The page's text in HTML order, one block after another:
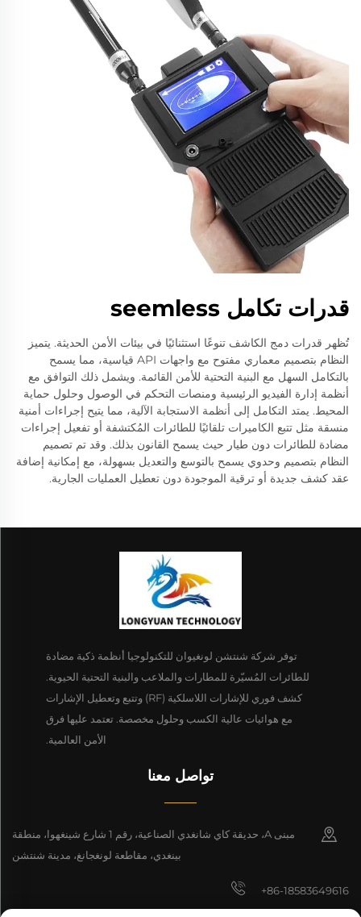
قدرات تكامل seemless
تُظهر قدرات دمج الكاشف تنوعًا استثنائيًا في بيئات الأمن الحديثة. يتميز
النظام بتصميم معماري مفتوح مع واجهات API قياسية، مما يسمح
بالتكامل السهل مع البنية التحتية للأمن القائمة. ويشمل ذلك التوافق مع
أنظمة إدارة الفيديو الرئيسية ومنصات التحكم في الوصول وحلول حماية
المحيط. يمتد التكامل إلى أنظمة الاستجابة الآلية، مما يتيح إجراءات أمنية
منسقة مثل تتبع الكاميرات تلقائيًا للطائرات المُكتشفة أو تفعيل إجراءات
مضادة للطائرات دون طيار حيث يسمح القانون بذلك. وقد تم تصميم
النظام بتصميم وحدوي يسمح بالتوسع والتعديل بسهولة، مع إمكانية إضافة
عقد كشف جديدة أو ترقية الموجودة دون تعطيل العمليات الجارية.
توفر شركة شنتشن لونغيوان للتكنولوجيا أنظمة ذكية مضادة
للطائرات المُسيّرة للمطارات والملاعب والبنية التحتية الحيوية.
كشف فوري للإشارات اللاسلكية (RF) وتتبع وتعطيل الإشارات
مع هوائيات عالية الكسب وحلول مخصصة. تعتمد عليها فرق
الأمن العالمية.
تواصل معنا
مبنى A، حديقة كاي شانغدي الصناعية، رقم 1 شارع شينغهوا، منطقة
بينغدي، مقاطعة لونغجانغ، مدينة شنتشن
+86-18583649616